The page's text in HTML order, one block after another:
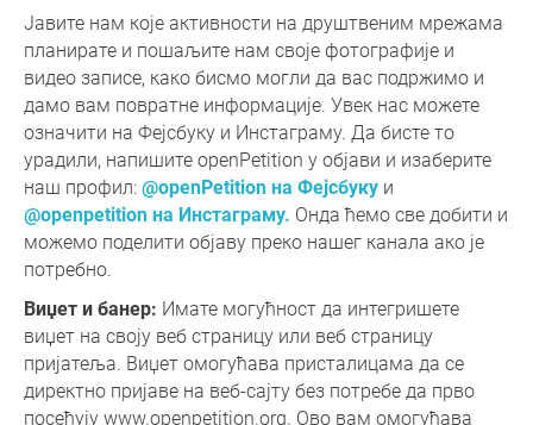
Јавите нам које активности на друштвеним мрежама
планирате и пошаљите нам своје фотографије и
видео записе, како бисмо могли да вас подржимо и
дамо вам повратне информације. Увек нас можете
означити на Фејсбуку и Инстаграму. Да бисте то
урадили, напишите openPetition у објави и изаберите
наш профил: @openPetition на Фејсбуку и
@openpetition на Инстаграму. Онда ћемо све добити и
можемо поделити објаву преко нашег канала ако је
потребно.
Виџет и банер: Имате могућност да интегришете
виџет на своју веб страницу или веб страницу
пријатеља. Виџет омогућава присталицама да се
директно пријаве на веб-сајту без потребе да прво
посећују www.openpetition.org. Ово вам омогућава